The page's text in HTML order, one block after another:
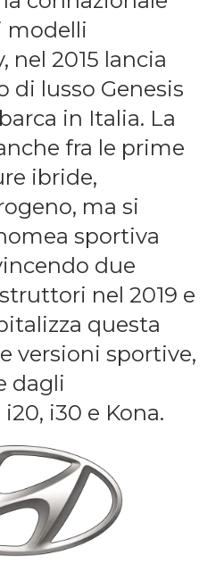
modelli
nel 2015 lancia
di lusso Genesis
in Italia. La
fra le prime
ibride,
ma si
sportiva
due
nel 2019 e
questa
versioni sportive,
dagli
i30 e Kona.